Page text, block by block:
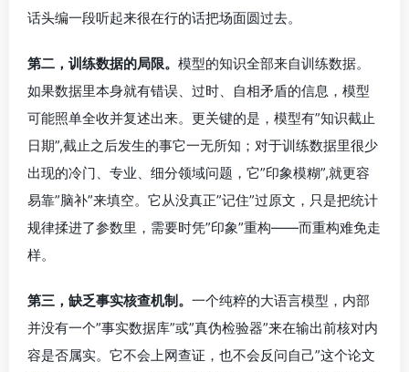
话头编一段听起来很在行的话把场面圆过去。
第二，训练数据的局限。 模型的知识全部来自训练数据。
如果数据里本身就有错误、过时、自相矛盾的信息，模型
可能照单全收并复述出来。更关键的是，模型有”知识截止
日期”,截止之后发生的事它一无所知；对于训练数据里很少
出现的冷门、专业、细分领域问题，它”印象模糊”,就更容
易靠”脑补”来填空。它从没真正”记住”过原文，只是把统计
规律揉进了参数里，需要时凭”印象”重构——而重构难免走
样。
第三，缺乏事实核查机制。 一个纯粹的大语言模型，内部
并没有一个”事实数据库”或”真伪检验器”来在输出前核对内
容是否属实。它不会上网查证，也不会反问自己”这个论文